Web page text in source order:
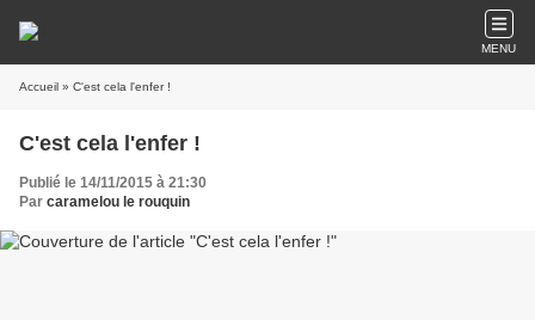
MENU
Accueil » C'est cela l'enfer !
C'est cela l'enfer !
Publié le 14/11/2015 à 21:30
Par caramelou le rouquin